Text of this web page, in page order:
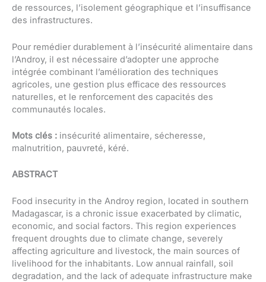
de ressources, l’isolement géographique et l’insuffisance
des infrastructures.
Pour remédier durablement à l’insécurité alimentaire dans
l’Androy, il est nécessaire d’adopter une approche
intégrée combinant l’amélioration des techniques
agricoles, une gestion plus efficace des ressources
naturelles, et le renforcement des capacités des
communautés locales.
Mots clés : insécurité alimentaire, sécheresse,
malnutrition, pauvreté, kéré.
ABSTRACT
Food insecurity in the Androy region, located in southern
Madagascar, is a chronic issue exacerbated by climatic,
economic, and social factors. This region experiences
frequent droughts due to climate change, severely
affecting agriculture and livestock, the main sources of
livelihood for the inhabitants. Low annual rainfall, soil
degradation, and the lack of adequate infrastructure make